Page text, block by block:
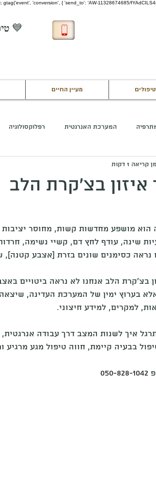
'conversion', { 'send_to': 'AW-11328674685/
💙 טיפול רפלקסולוגיה חינם לחיילים בשירות 💙
טיפולים מעיין החיים
המערכת האנרגטית רפלוקסולוגיה
איזון בצ'קרת הלב
קריאה 1 דקות
הוא מושפע מחדשות קשות, מחוסר
שינה, עודף לחץ דם, קשיי נשימה,
נראה כסימנים שונים בזרת [אצבע
בצ'קרת הלב אנחנו לא נראה ביטויים
בערוץ ימין של המערכת העדינה, שיצאה
למקרים, למידע חיצוני.
איך לשנות המצב דרך עבודה
בבעיה קיימת, חווה טיפול מגע מרגיע
050-828-1042